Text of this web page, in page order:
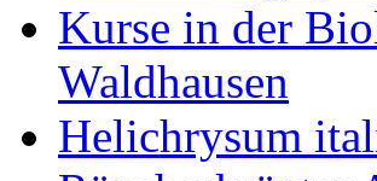
Kurse in der
Waldhausen
Helichrysum